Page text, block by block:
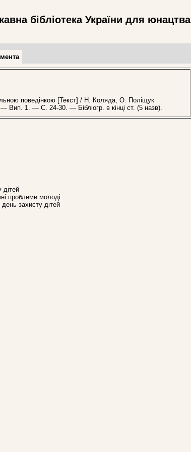
бібліотека України для юнацтва
поведінкою [Текст] / Н. Коляда, О. Поліщук
Вип. 1. — С. 24-30. — Бібліогр. в кінці ст. (5 назв).
дітей
проблеми молоді
захисту дітей